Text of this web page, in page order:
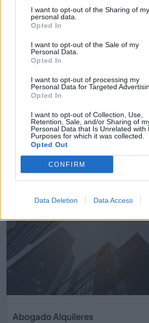
I want to opt-out of the Sharing of my
personal data.
Opted In
I want to opt-out of the Sale of my
Personal Data.
Opted In
I want to opt-out of processing my
Personal Data for Targeted
Opted In
I want to opt-out of Collection, Use,
Retention, Sale, and/or Sharing of
Personal Data that Is Unrelated with
Purposes for which it was collected.
Opted Out
CONFIRM
Data Deletion Data Access
Molins de Rei (Barcelona)
Ver más
Abogado Alquileres